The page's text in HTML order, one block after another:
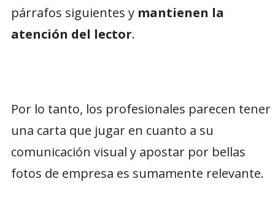
párrafos siguientes y mantienen la
atención del lector.
Por lo tanto, los profesionales parecen tener
una carta que jugar en cuanto a su
comunicación visual y apostar por bellas
fotos de empresa es sumamente relevante.